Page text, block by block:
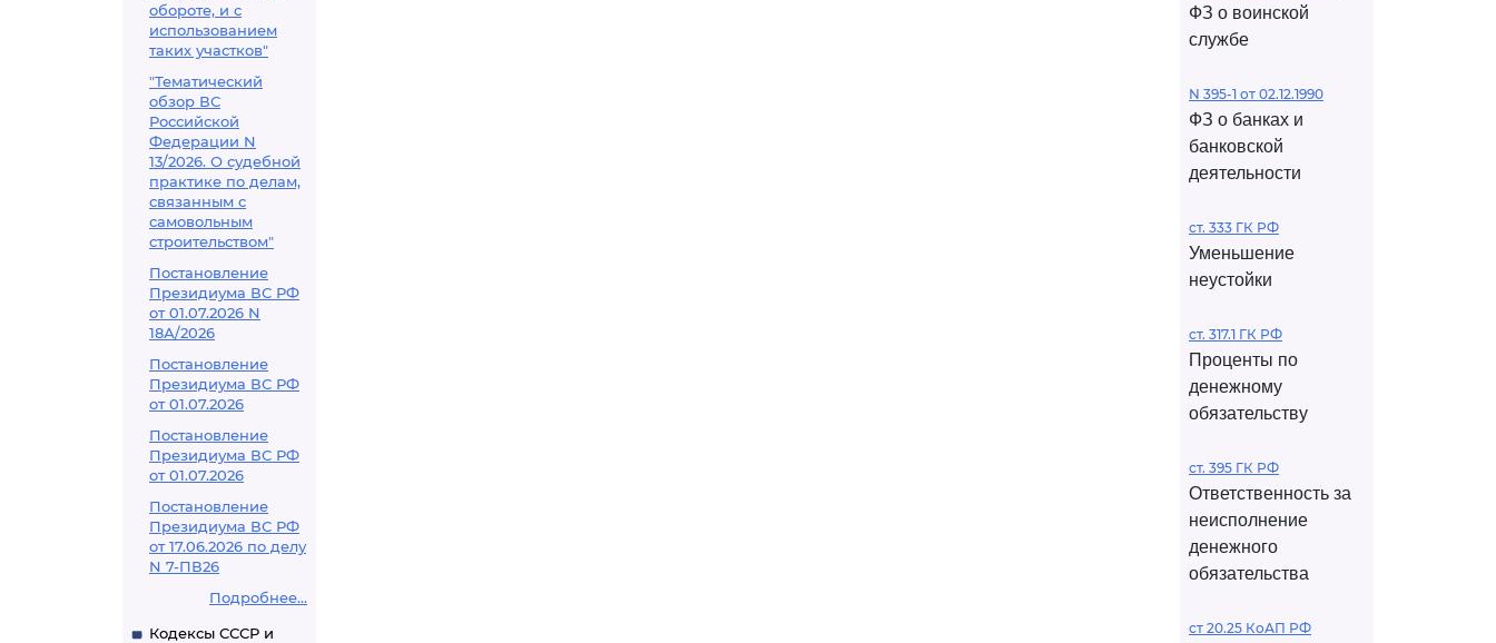
обороте, и с
использованием
таких участков"
"Тематический
обзор ВС
Российской
Федерации N
13/2026. О судебной
практике по делам,
связанным с
самовольным
строительством"
Постановление
Президиума ВС РФ
от 01.07.2026 N
18А/2026
Постановление
Президиума ВС РФ
от 01.07.2026
Постановление
Президиума ВС РФ
от 01.07.2026
Постановление
Президиума ВС РФ
от 17.06.2026 по делу
N 7-ПВ26
Подробнее...
Кодексы СССР и
ФЗ о воинской
службе
N 395-1 от 02.12.1990
ФЗ о банках и
банковской
деятельности
ст. 333 ГК РФ
Уменьшение
неустойки
ст. 317.1 ГК РФ
Проценты по
денежному
обязательству
ст. 395 ГК РФ
Ответственность за
неисполнение
денежного
обязательства
ст 20.25 КоАП РФ